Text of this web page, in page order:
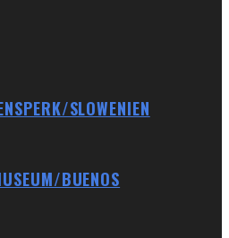
SLOWENIEN
BUENOS